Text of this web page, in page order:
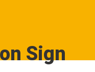
Sign